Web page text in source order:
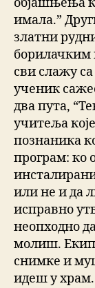
објашњења
имала.”
златни
борилачким
сви слажу
ученик
два пута,
учитеља
познаника
програм: ко
или не и да
исправно
неопходно
молиш.
снимке и
идеш у храм.